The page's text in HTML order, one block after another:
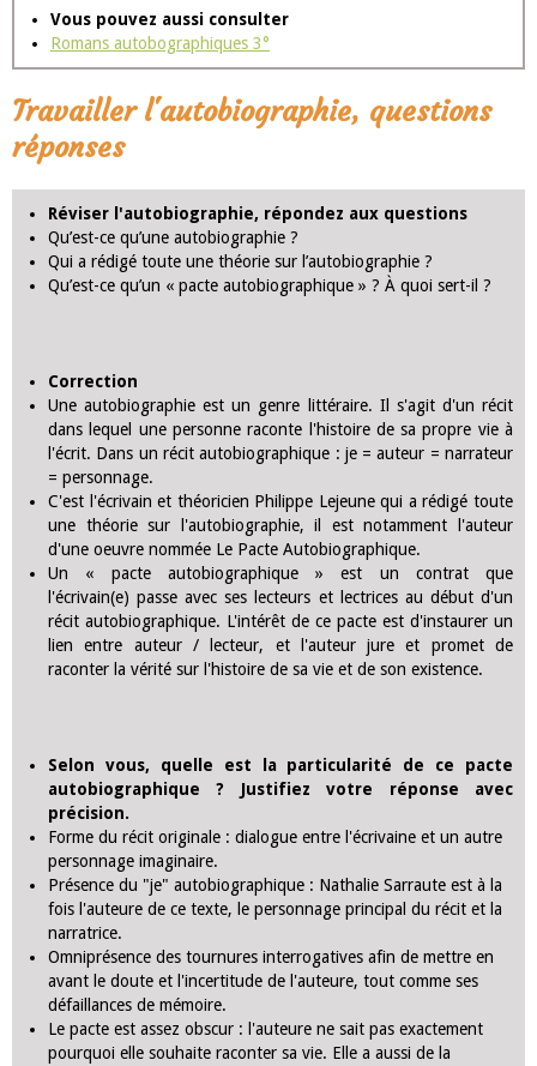
Vous pouvez aussi consulter
Romans autobographiques 3°
Travailler l'autobiographie, questions
réponses
Réviser l'autobiographie, répondez aux questions
Qu’est-ce qu’une autobiographie ?
Qui a rédigé toute une théorie sur l’autobiographie ?
Qu’est-ce qu’un « pacte autobiographique » ? À quoi sert-il ?
Correction
Une autobiographie est un genre littéraire. Il s'agit d'un récit
dans lequel une personne raconte l'histoire de sa propre vie à
l'écrit. Dans un récit autobiographique : je = auteur = narrateur
= personnage.
C'est l'écrivain et théoricien Philippe Lejeune qui a rédigé toute
une théorie sur l'autobiographie, il est notamment l'auteur
d'une oeuvre nommée Le Pacte Autobiographique.
Un « pacte autobiographique » est un contrat que
l'écrivain(e) passe avec ses lecteurs et lectrices au début d'un
récit autobiographique. L'intérêt de ce pacte est d'instaurer un
lien entre auteur / lecteur, et l'auteur jure et promet de
raconter la vérité sur l'histoire de sa vie et de son existence.
Selon vous, quelle est la particularité de ce pacte
autobiographique ? Justifiez votre réponse avec
précision.
Forme du récit originale : dialogue entre l'écrivaine et un autre
personnage imaginaire.
Présence du "je" autobiographique : Nathalie Sarraute est à la
fois l'auteure de ce texte, le personnage principal du récit et la
narratrice.
Omniprésence des tournures interrogatives afin de mettre en
avant le doute et l'incertitude de l'auteure, tout comme ses
défaillances de mémoire.
Le pacte est assez obscur : l'auteure ne sait pas exactement
pourquoi elle souhaite raconter sa vie. Elle a aussi de la